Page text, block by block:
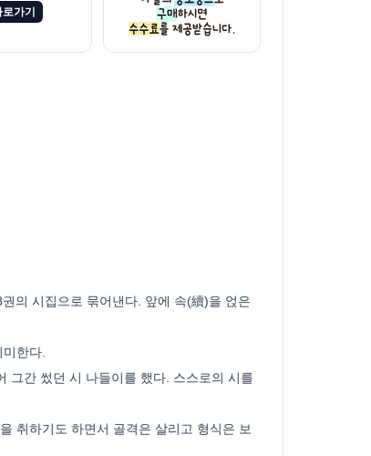
로가기
의 시집으로 묶어낸다. 앞에 속(續)을 얹은
한다.
그간 썼던 시 나들이를 했다. 스스로의 시를
취하기도 하면서 골격은 살리고 형식은 보